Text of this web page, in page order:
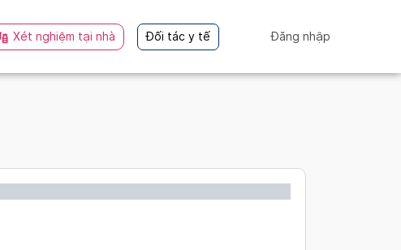
Xét nghiệm tại nhà Đối tác y tế Đăng nhập